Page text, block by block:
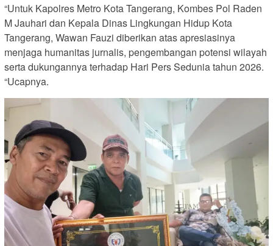
“Untuk Kapolres Metro Kota Tangerang, Kombes Pol Raden
M Jauhari dan Kepala Dinas Lingkungan Hidup Kota
Tangerang, Wawan Fauzi diberikan atas apresiasinya
menjaga humanitas jurnalis, pengembangan potensi wilayah
serta dukungannya terhadap Hari Pers Sedunia tahun 2026.
“Ucapnya.